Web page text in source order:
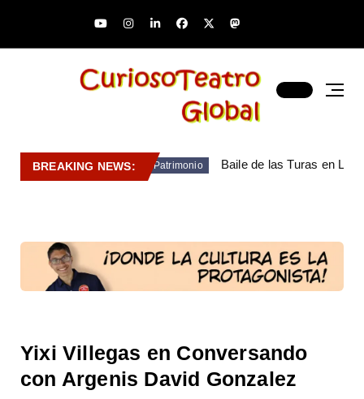
BREAKING NEWS: Patrimonio Baile de las Turas en
Yixi Villegas en Conversando
con Argenis David Gonzalez